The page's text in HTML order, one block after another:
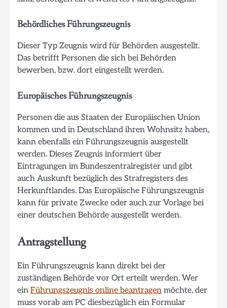
Behördliches Führungszeugnis
Dieser Typ Zeugnis wird für Behörden ausgestellt.
Das betrifft Personen die sich bei Behörden
bewerben, bzw. dort eingestellt werden.
Europäisches Führungszeugnis
Personen die aus Staaten der Europäischen Union
kommen und in Deutschland ihren Wohnsitz haben,
kann ebenfalls ein Führungszeugnis ausgestellt
werden. Dieses Zeugnis informiert über
Eintragungen im Bundeszentralregister und gibt
auch Auskunft bezüglich des Strafregisters des
Herkunftlandes. Das Europäische Führungszeugnis
kann für private Zwecke oder auch zur Vorlage bei
einer deutschen Behörde ausgestellt werden.
Antragstellung
Ein Führungszeugnis kann direkt bei der
zuständigen Behörde vor Ort erteilt werden. Wer
ein Führungszeugnis online beantragen möchte, der
muss vorab am PC diesbezüglich ein Formular